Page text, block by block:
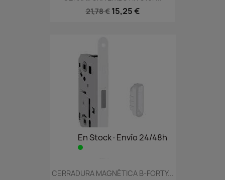
21,78 € 15,25 €
En Stock·Envío 24/48h
CERRADURA MAGNÉTICA B-FORTY...